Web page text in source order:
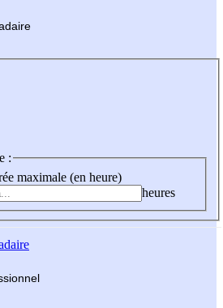
:
maximale (en heure)
heures